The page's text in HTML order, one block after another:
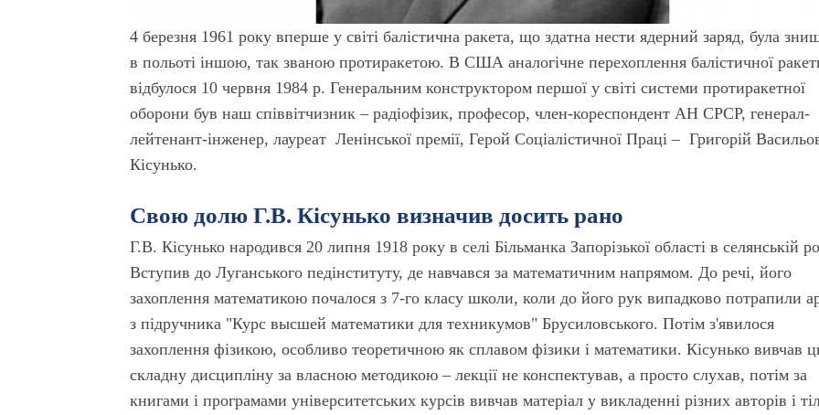
4 березня 1961 року вперше у світі балістична ракета, що здатна нести ядерний заряд, була
в польоті іншою, так званою протиракетою. В США аналогічне перехоплення балістичної
відбулося 10 червня 1984 р. Генеральним конструктором першої у світі системи протиракетної
оборони був наш співвітчизник – радіофізик, професор, член-кореспондент АН СРСР, генерал-
лейтенант-інженер, лауреат Ленінської премії, Герой Соціалістичної Праці – Григорій
Кісунько.
Свою долю Г.В. Кісунько визначив досить рано
Г.В. Кісунько народився 20 липня 1918 року в селі Більманка Запорізької області в селянській
Вступив до Луганського педінституту, де навчався за математичним напрямом. До речі, його
захоплення математикою почалося з 7-го класу школи, коли до його рук випадково потрапили
з підручника "Курс высшей математики для техникумов" Брусиловського. Потім з'явилося
захоплення фізикою, особливо теоретичною як сплавом фізики і математики. Кісунько вивчав
складну дисципліну за власною методикою – лекції не конспектував, а просто слухав, потім за
книгами і програмами університетських курсів вивчав матеріал у викладенні різних авторів і